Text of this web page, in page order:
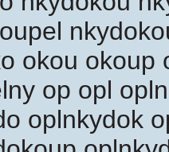
okou okoup
op opl
oplnkydok